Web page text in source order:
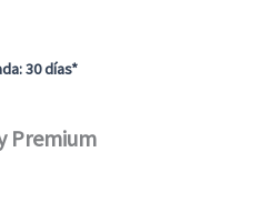
30 días*
Premium